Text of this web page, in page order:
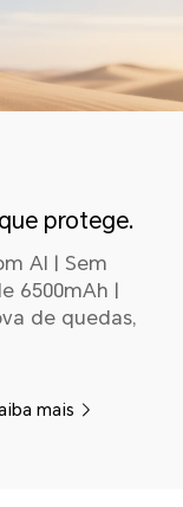
protege.
AI | Sem
6500mAh |
de quedas,
mais